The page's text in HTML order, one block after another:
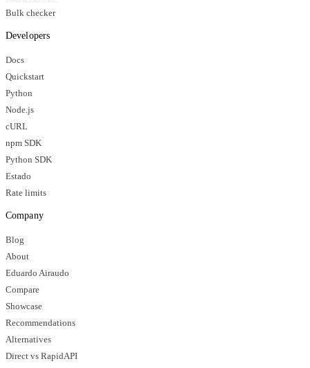
Bulk checker
Developers
Docs
Quickstart
Python
Node.js
cURL
npm SDK
Python SDK
Estado
Rate limits
Company
Blog
About
Eduardo Airaudo
Compare
Showcase
Recommendations
Alternatives
Direct vs RapidAPI